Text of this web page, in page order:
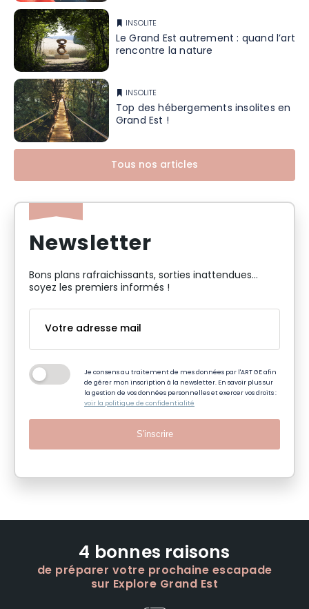
INSOLITE
Le Grand Est autrement : quand l’art
rencontre la nature
INSOLITE
Top des hébergements insolites en
Grand Est !
Tous nos articles
Newsletter
Bons plans rafraichissants, sorties inattendues…
soyez les premiers informés !
Je consens au traitement de mes données par l'ART GE afin
de gérer mon inscription à la newsletter. En savoir plus sur
la gestion de vos données personnelles et exercer vos droits :
voir la politique de confidentialité
S'inscrire
4 bonnes raisons
de préparer votre prochaine escapade
sur Explore Grand Est